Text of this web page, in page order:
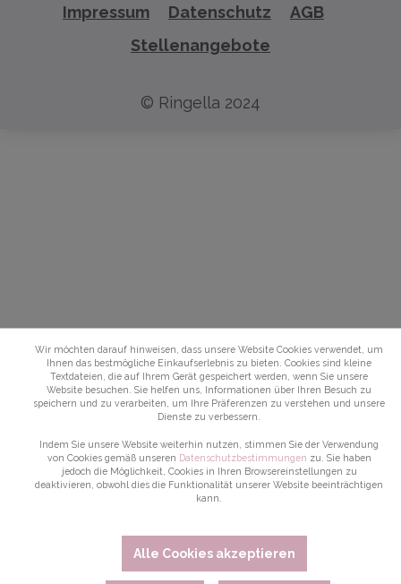
Impressum Datenschutz
AGB
Stellenangebote
© Ringella 2024
Wir möchten darauf hinweisen, dass unsere Website Cookies verwendet, um
Ihnen das bestmögliche Einkaufserlebnis zu bieten. Cookies sind kleine
Textdateien, die auf Ihrem Gerät gespeichert werden, wenn Sie unsere
Website besuchen. Sie helfen uns, Informationen über Ihren Besuch zu
speichern und zu verarbeiten, um Ihre Präferenzen zu verstehen und unsere
Dienste zu verbessern.
Indem Sie unsere Website weiterhin nutzen, stimmen Sie der Verwendung
von Cookies gemäß unseren Datenschutzbestimmungen zu. Sie haben
jedoch die Möglichkeit, Cookies in Ihren Browsereinstellungen zu
deaktivieren, obwohl dies die Funktionalität unserer Website beeinträchtigen
kann.
Alle Cookies akzeptieren